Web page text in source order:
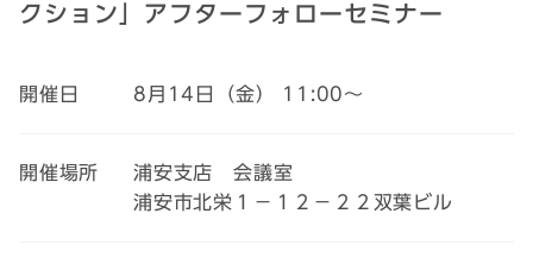
クション」アフターフォローセミナー
開催日 8月14日（金） 11:00～
開催場所
浦安支店 会議室
浦安市北栄１－１２－２２双葉ビル